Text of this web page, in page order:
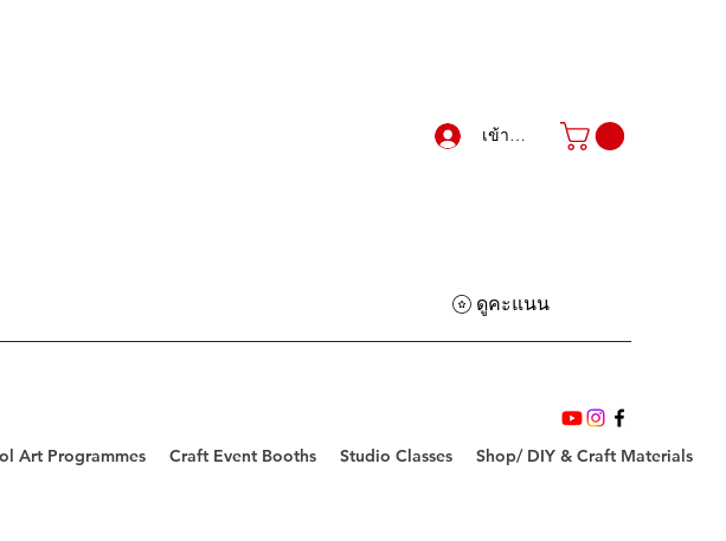
เข้าสู่ระบบ
ดูคะแนน
Art Programmes Craft Event Booths Studio Classes Shop/ DIY & Craft Materials